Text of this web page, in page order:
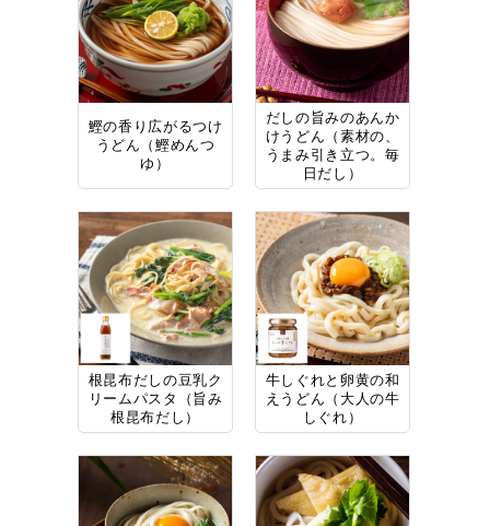
鰹の香り広がるつけ
うどん（鰹めんつ
ゆ）
だしの旨みのあんか
けうどん（素材の、
うまみ引き立つ。毎
日だし）
根昆布だしの豆乳ク
リームパスタ（旨み
根昆布だし）
牛しぐれと卵黄の和
えうどん（大人の牛
しぐれ）